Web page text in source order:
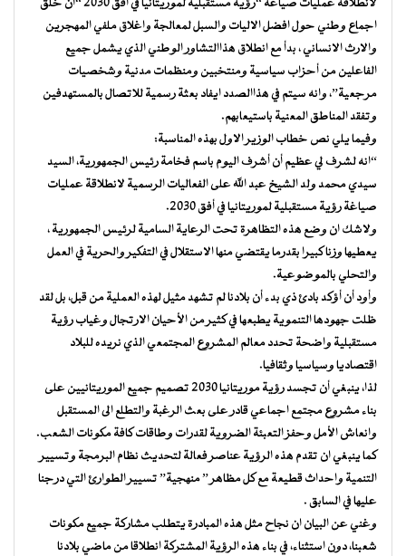
لانطلاقة عمليات صياغة “رؤية مستقبلية لموريتانيا في أفق 2030 “ان خلق
اجماع وطني حول افضل الاليات والسبل لمعالجة واغلاق ملفي المهجرين
والارث الانساني ، بدأ مع انطلاق هذاالتشاور الوطني الذي يشمل جميع
الفاعلين من أحزاب سياسية ومنتخبين ومنظمات مدنية وشخصيات
مرجعية”، وانه سيتم في هذاالصدد ايفاد بعثة رسمية للاتصال بالمستهدفين
وتفقد المناطق المعنية باستيعابهم.
وفيما يلي نص خطاب الوزير الاول بهذه المناسبة:
“انه لشرف لي عظيم أن أشرف اليوم باسم فخامة رئيس الجمهورية، السيد
سيدي محمد ولد الشيخ عبد الله على الفعاليات الرسمية لانطلاقة عمليات
صياغة رؤية مستقبلية لموريتانيا في أفق 2030.
ولاشك ان وضع هذه التظاهرة تحت الرعاية السامية لرئيس الجمهورية ،
يعطيها وزنا كبيرا بقدرما يقتضي منها الاستقلال في التفكير والحرية في العمل
والتحلي بالموضوعية.
وأود أن أؤكد بادئ ذي بدء أن بلادنا لم تشهد مثيل لهذه العملية من قبل، بل لقد
ظلت جهودها التنموية يطبعها في كثير من الأحيان الارتجال وغياب رؤية
مستقبلية واضحة تحدد معالم المشروع المجتمعي الذي نريده للبلاد
اقتصاديا وسياسيا وثقافيا.
لذا، ينبغي أن تجسد رؤية موريتانيا 2030 تصميم جميع الموريتانيين على
بناء مشروع مجتمع اجماعي قادر على بعث الرغبة والتطلع الى المستقبل
وانعاش الأمل وحفز التعبئة الضروية لقدرات وطاقات كافة مكونات الشعب.
كما ينبغي ان تقدم هذه الرؤية عناصر فعالة لتحديث نظام البرمجة وتسيير
التنمية واحداث قطيعة مع كل مظاهر ” منهجية” تسيير الطوارئ التي درجنا
عليها في السابق .
وغني عن البيان ان نجاح مثل هذه المبادرة يتطلب مشاركة جميع مكونات
شعبنا، دون استثناء، في بناء هذه الرؤية المشتركة انطلاقا من ماضي بلادنا